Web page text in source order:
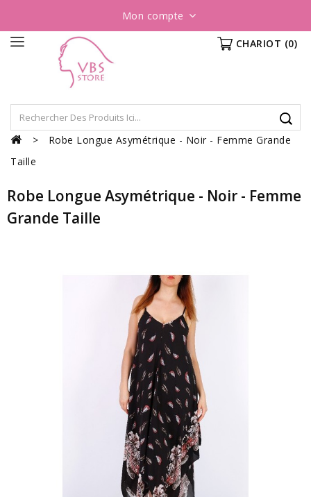
Mon compte
CHARIOT (0)
Robe Longue Asymétrique - Noir - Femme Grande
Taille
Robe Longue Asymétrique - Noir - Femme
Grande Taille